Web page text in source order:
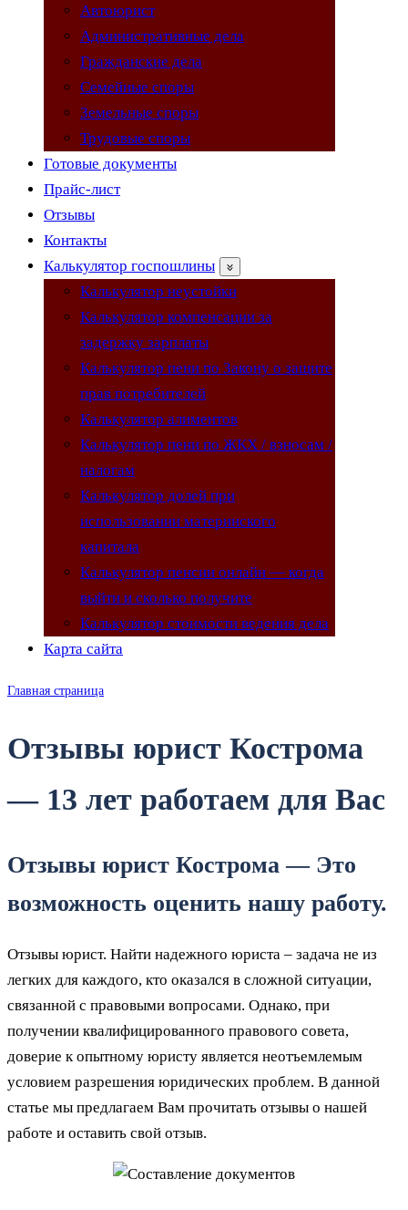
Автоюрист
Административные дела
Гражданские дела
Семейные споры
Земельные споры
Трудовые споры
Готовые документы
Прайс-лист
Отзывы
Контакты
Калькулятор госпошлины
Калькулятор неустойки
Калькулятор компенсации за
задержку зарплаты
Калькулятор пени по Закону о защите
прав потребителей
Калькулятор алиментов
Калькулятор пени по ЖКХ / взносам /
налогам
Калькулятор долей при
использовании материнского
капитала
Калькулятор пенсии онлайн — когда
выйти и сколько получите
Калькулятор стоимости ведения дела
Карта сайта
Главная страница
Отзывы юрист Кострома
— 13 лет работаем для Вас
Отзывы юрист Кострома — Это
возможность оценить нашу работу.
Отзывы юрист. Найти надежного юриста – задача не из
легких для каждого, кто оказался в сложной ситуации,
связанной с правовыми вопросами. Однако, при
получении квалифицированного правового совета,
доверие к опытному юристу является неотъемлемым
условием разрешения юридических проблем. В данной
статье мы предлагаем Вам прочитать отзывы о нашей
работе и оставить свой отзыв.